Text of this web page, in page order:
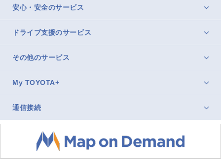
安心・安全のサービス
ドライブ支援のサービス
その他のサービス
My TOYOTA+
通信接続